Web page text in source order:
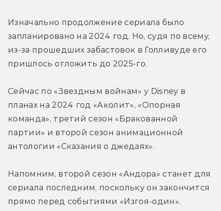
Изначально продолжение сериала было
запланировано на 2024 год. Но, судя по всему,
из-за прошедших забастовок в Голливуде его
пришлось отложить до 2025-го.
Сейчас по «Звездным войнам» у Disney в
планах на 2024 год «Аколит», «Опорная
команда», третий сезон «Бракованной
партии» и второй сезон анимационной
антологии «Сказания о джедаях».
Напомним, второй сезон «Андора» станет для
сериала последним, поскольку он закончится
прямо перед событиями «Изгоя-один».